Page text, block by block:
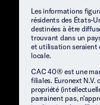
Les informations
résidents des États-
destinées à être
trouvant dans un
et utilisation seraient
locale.
CAC 40® est une
filiales. Euronext N.V.
propriété
parrainent pas,